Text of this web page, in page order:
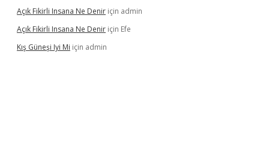
Açık Fikirli Insana Ne Denir için admin
Açık Fikirli Insana Ne Denir için Efe
Kış Güneşi Iyi Mi için admin